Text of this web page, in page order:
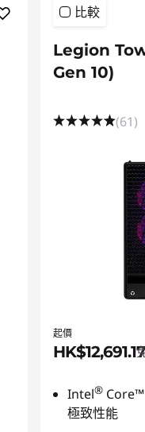
比較
Legion
Gen 10)
(61)
起價
HK$12,691.17
Intel®
極致性能